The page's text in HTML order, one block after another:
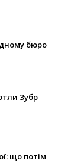
бюро
Зубр
що потім